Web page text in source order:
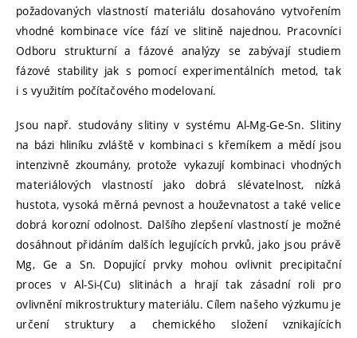
požadovaných vlastností materiálu dosahováno vytvořením
vhodné kombinace více fází ve slitině najednou. Pracovníci
Odboru strukturní a fázové analýzy se zabývají studiem
fázové stability jak s pomocí experimentálních metod, tak
i s využitím počítačového modelovaní.
Jsou např. studovány slitiny v systému Al-Mg-Ge-Sn. Slitiny
na bázi hliníku zvláště v kombinaci s křemíkem a mědí jsou
intenzivně zkoumány, protože vykazují kombinaci vhodných
materiálových vlastností jako dobrá slévatelnost, nízká
hustota, vysoká měrná pevnost a houževnatost a také velice
dobrá korozní odolnost. Dalšího zlepšení vlastností je možné
dosáhnout přidáním dalších legujících prvků, jako jsou právě
Mg, Ge a Sn. Dopující prvky mohou ovlivnit precipitační
proces v Al-Si-(Cu) slitinách a hrají tak zásadní roli pro
ovlivnění mikrostruktury materiálu. Cílem našeho výzkumu je
určení struktury a chemického složení vznikajících